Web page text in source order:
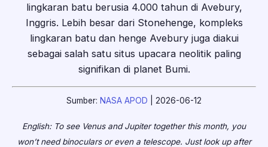
lingkaran batu berusia 4.000 tahun di Avebury,
Inggris. Lebih besar dari Stonehenge, kompleks
lingkaran batu dan henge Avebury juga diakui
sebagai salah satu situs upacara neolitik paling
signifikan di planet Bumi.
Sumber: NASA APOD | 2026-06-12
English: To see Venus and Jupiter together this month, you
won’t need binoculars or even a telescope. Just look up after